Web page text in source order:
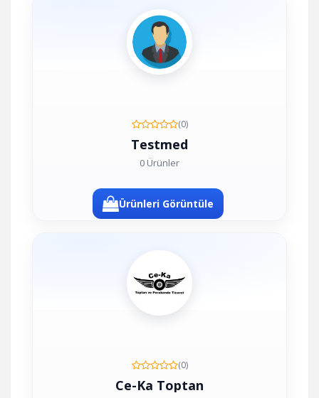
(0)
Testmed
0 Ürünler
Ürünleri Görüntüle
(0)
Ce-Ka Toptan